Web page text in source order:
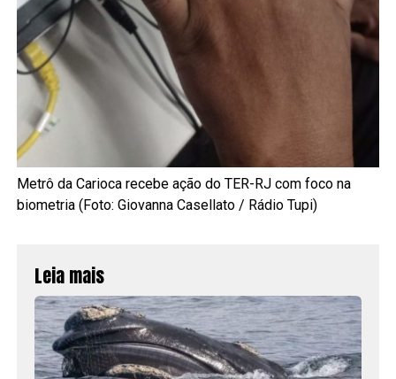
Metrô da Carioca recebe ação do TER-RJ com foco na
biometria (Foto: Giovanna Casellato / Rádio Tupi)
Leia mais